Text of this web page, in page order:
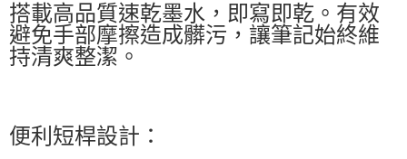
搭載高品質速乾墨水，即寫即乾。有效
避免手部摩擦造成髒污，讓筆記始終維
持清爽整潔。
便利短桿設計：